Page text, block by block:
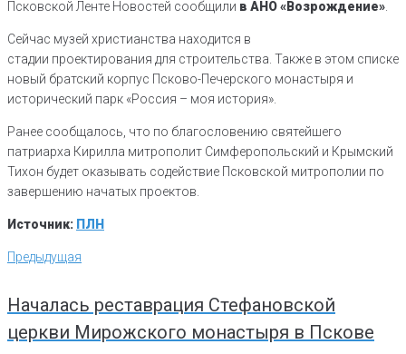
Псковской Ленте Новостей сообщили в АНО «Возрождение».
Сейчас музей христианства находится в
стадии проектирования для строительства. Также в этом списке
новый братский корпус Псково-Печерского монастыря и
исторический парк «Россия – моя история».
Ранее сообщалось, что по благословению святейшего
патриарха Кирилла митрополит Симферопольский и Крымский
Тихон будет оказывать содействие Псковской митрополии по
завершению начатых проектов.
Источник: ПЛН
Навигация
по
Предыдущая
Предыдущая
Началась реставрация Стефановской
церкви Мирожского монастыря в Пскове